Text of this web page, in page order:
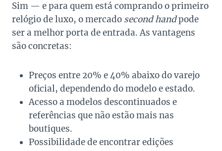
Sim — e para quem está comprando o primeiro
relógio de luxo, o mercado second handpode
ser a melhor porta de entrada. As vantagens
são concretas:
Preços entre 20% e 40% abaixo do varejo
oficial, dependendo do modelo e estado.
Acesso a modelos descontinuados e
referências que não estão mais nas
boutiques.
Possibilidade de encontrar edições